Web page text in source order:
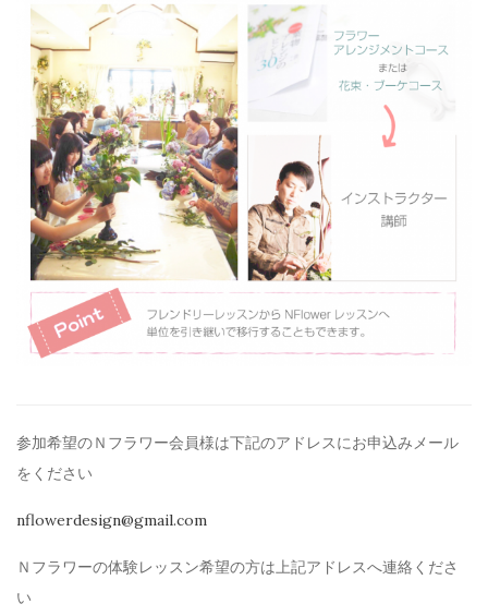
参加希望のＮフラワー会員様は下記のアドレスにお申込みメール
を ください
nflowerdesign@gmail.com
Ｎフラワーの体験レッスン希望の方は上記アドレスへ連絡くださ
い